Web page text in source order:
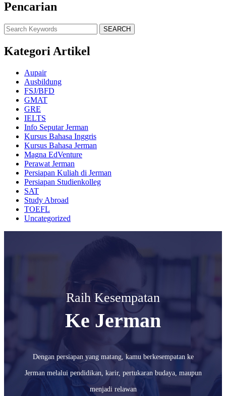
Pencarian
SEARCH
Kategori Artikel
Aupair
Ausbildung
FSJ/BFD
GMAT
GRE
IELTS
Info Seputar Jerman
Kursus Bahasa Inggris
Kursus Bahasa Jerman
Magna EdVenture
Perawat Jerman
Persiapan Kuliah di Jerman
Persiapan Studienkolleg
SAT
Study Abroad
TOEFL
Uncategorized
Raih Kesempatan
Ke Jerman
Dengan persiapan yang matang, kamu berkesempatan ke
Jerman melalui pendidikan, karir, pertukaran budaya, maupun
menjadi relawan